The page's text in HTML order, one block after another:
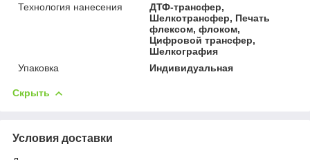
Технология нанесения
ДТФ-трансфер,
Шелкотрансфер, Печать
флексом, флоком,
Цифровой трансфер,
Шелкография
Упаковка
Индивидуальная
Скрыть
Условия доставки